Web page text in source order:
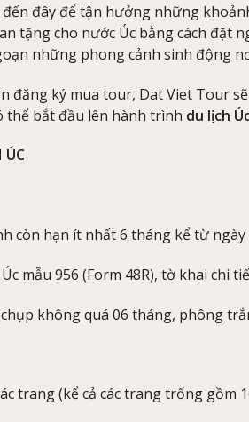
đây để tận hưởng những
tặng cho nước Úc bằng cách đặt
những phong cảnh sinh động
đăng ký mua tour, Dat Viet Tour
thể bắt đầu lên hành trình du lịch
ÚC
còn hạn ít nhất 6 tháng kể từ
mẫu 956 (Form 48R), tờ khai chi
không quá 06 tháng, phông
trang (kể cả các trang trống gồm